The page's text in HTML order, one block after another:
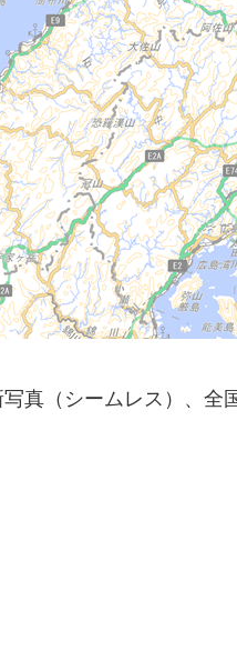
真（シームレス）、全